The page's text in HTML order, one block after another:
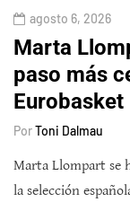
agosto 6, 2026
Marta
paso más
Eurobasket
PorToni Dalmau
Marta Llompart se
la selección